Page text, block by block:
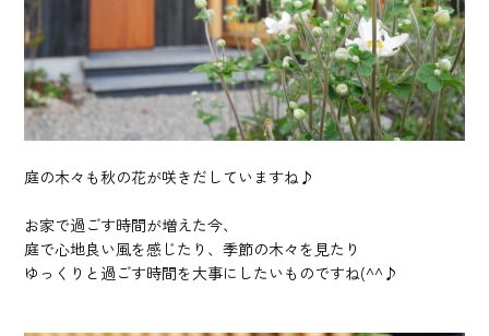
庭の木々も秋の花が咲きだしていますね♪
お家で過ごす時間が増えた今、
庭で心地良い風を感じたり、季節の木々を見たり
ゆっくりと過ごす時間を大事にしたいものですね(^^♪